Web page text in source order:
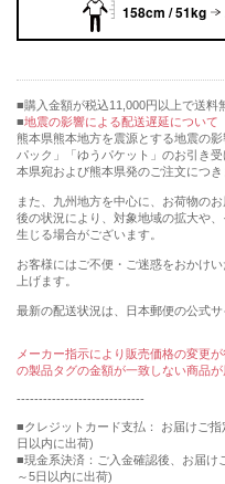
158cm / 51kg
購入金額が税込11,000円以上で送料
地震の影響による配送遅延について
熊本県熊本地方を震源とする地震の
パック」「ゆうパケット」のお引き
本県宛および熊本県発のご注文につ
また、九州地方を中心に、お荷物の
後の状況により、対象地域の拡大や
生じる場合がございます。
お客様にはご不便・ご迷惑をおかけ
上げます。
最新の配送状況は、日本郵便の公式サ
メーカー指示により販売価格の変更
の製品タグの金額が一致しない商品が
-----------------------------
■クレジットカード支払： お届けご
日以内に出荷)
■現金系決済：ご入金確認後、お届け
～5日以内に出荷)